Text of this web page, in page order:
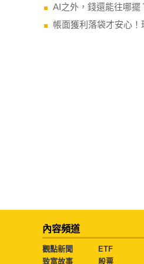
AI之外，錢還能往哪擺
帳面獲利落袋才安心
內容頻道
觀點新聞
ETF
致富故事
股票